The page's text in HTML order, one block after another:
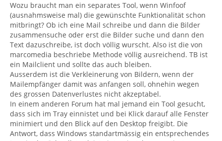
Wozu braucht man ein separates Tool, wenn Winfoof
(ausnahmsweise mal) die gewünschte Funktionalität schon
mitbringt? Ob ich eine Mail schreibe und dann die Bilder
zusammensuche oder erst die Bilder suche und dann den
Text dazuschreibe, ist doch völlig wurscht. Also ist die von
marcomedia beschriebe Methode völlig ausreichend. TB ist
ein Mailclient und sollte das auch bleiben.
Ausserdem ist die Verkleinerung von Bildern, wenn der
Mailempfänger damit was anfangen soll, ohnehin wegen
des grossen Datenverlustes nicht akzeptabel.
In einem anderen Forum hat mal jemand ein Tool gesucht,
dass sich im Tray einnistet und bei Klick darauf alle Fenster
minimiert und den Blick auf den Desktop freigibt. Die
Antwort, dass Windows standartmässig ein entsprechendes